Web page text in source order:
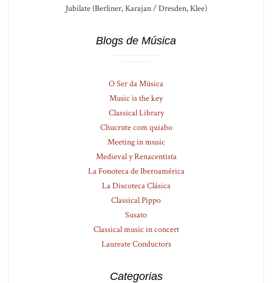
Jubilate (Berliner, Karajan / Dresden, Klee)
Blogs de Música
O Ser da Música
Music is the key
Classical Library
Chucrute com quiabo
Meeting in music
Medieval y Renacentista
La Fonoteca de Iberoamérica
La Discoteca Clásica
Classical Pippo
Susato
Classical music in concert
Laureate Conductors
Categorias